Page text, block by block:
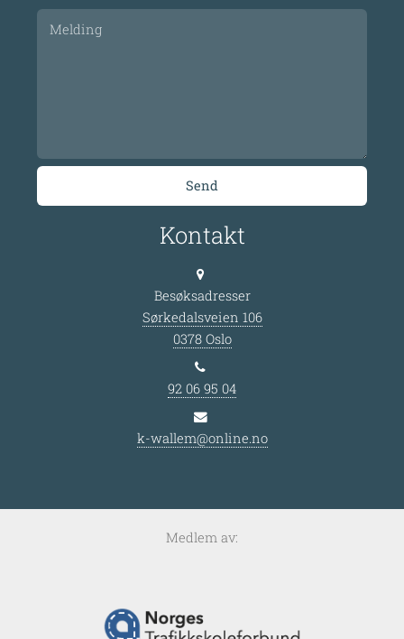
Kontakt
Besøksadresser
Sørkedalsveien 106
0378 Oslo
92 06 95 04
k-wallem@online.no
Medlem av: